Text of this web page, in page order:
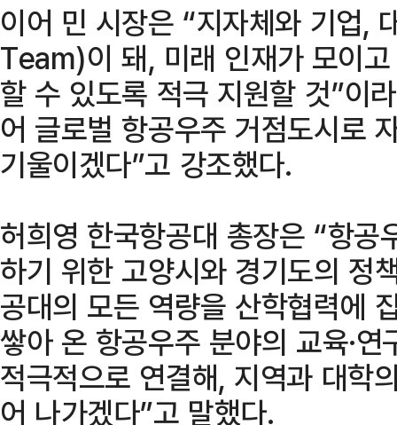
이어 민 시장은 “지자체와 기업,
Team)이 돼, 미래 인재가 모이
할 수 있도록 적극 지원할 것”이
어 글로벌 항공우주 거점도시로
기울이겠다”고 강조했다.
허희영 한국항공대 총장은 “항공
하기 위한 고양시와 경기도의 정
공대의 모든 역량을 산학협력에
쌓아 온 항공우주 분야의 교육·
적극적으로 연결해, 지역과 대학
어 나가겠다”고 말했다.